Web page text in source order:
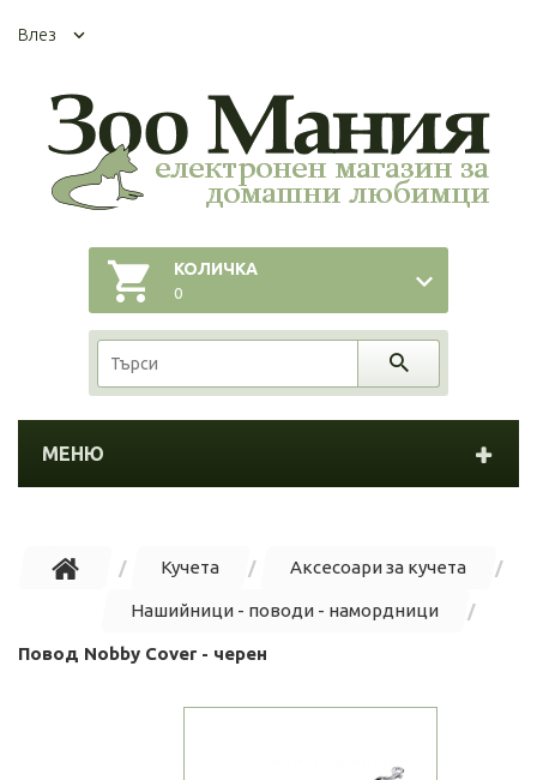
Влез
КОЛИЧКА
0
МЕНЮ
Кучета Аксесоари за кучета
Нашийници - поводи - намордници
Повод Nobby Cover - черен